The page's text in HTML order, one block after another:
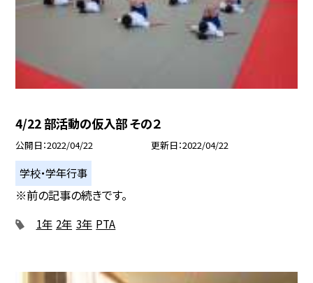
4/22 部活動の仮入部 その２
公開日 2022/04/22 更新日 2022/04/22
学校・学年行事
※前の記事の続きです。
1年 2年 3年 PTA